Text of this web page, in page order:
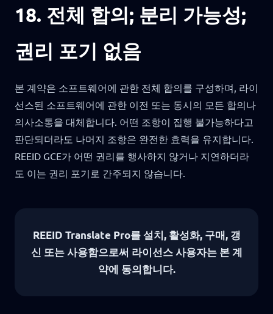
18. 전체 합의; 분리 가능성;
권리 포기 없음
본 계약은 소프트웨어에 관한 전체 합의를 구성하며, 라이
선스된 소프트웨어에 관한 이전 또는 동시의 모든 합의나
의사소통을 대체합니다. 어떤 조항이 집행 불가능하다고
판단되더라도 나머지 조항은 완전한 효력을 유지합니다.
REEID GCE가 어떤 권리를 행사하지 않거나 지연하더라
도 이는 권리 포기로 간주되지 않습니다.
REEID Translate Pro를 설치, 활성화, 구매, 갱
신 또는 사용함으로써 라이선스 사용자는 본 계
약에 동의합니다.